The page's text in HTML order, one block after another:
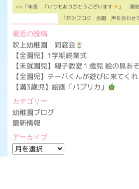
<<「年長 「いつもありがとうございます
」 浦安
「年少ブログ 合唱 声を合わ
最近の投稿
吹上幼稚園 同窓会
【全園児】1学期終業式
【未就園児】親子教室１歳児 絵の具あ
【全園児】チーバくんが遊びに来てく
【満3歳児】絵画「パプリカ」
カテゴリー
幼稚園ブログ
最新情報
アーカイブ
ア